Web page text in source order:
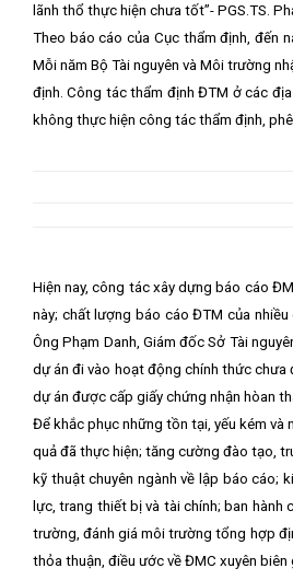
lãnh thổ thực hiện chưa tốt”- PGS.TS.
Theo báo cáo của Cục thẩm định, đến
Mỗi năm Bộ Tài nguyên và Môi trường
định. Công tác thẩm định ĐTM ở các
không thực hiện công tác thẩm định,
Hiện nay, công tác xây dựng báo cáo
này; chất lượng báo cáo ĐTM của
Ông Phạm Danh, Giám đốc Sở Tài
dự án đi vào hoạt động chính thức chưa
dự án được cấp giấy chứng nhận hòan
Để khắc phục những tồn tại, yếu kém và
quả đã thực hiện; tăng cường đào tạo,
kỹ thuật chuyên ngành về lập báo cáo;
lực, trang thiết bị và tài chính; ban
trường, đánh giá môi trường tổng hợp
thỏa thuận, điều ước về ĐMC xuyên biên